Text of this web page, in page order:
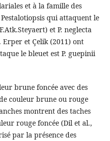
et à la famille des
Pestalotiopsis qui attaquent le
et P. neglecta
Erper et Çelik (2011) ont
le bleuet est P. guepinii
brune foncée avec des
couleur brune ou rouge
montrent des taches
rouge foncée (Dil et al.,
par la présence des